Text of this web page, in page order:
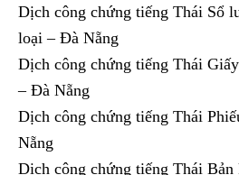
Dịch công chứng tiếng Thái Sổ
loại – Đà Nẵng
Dịch công chứng tiếng Thái
– Đà Nẵng
Dịch công chứng tiếng Thái
Nẵng
Dịch công chứng tiếng Thái